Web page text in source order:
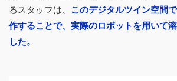
るスタッフは、 このデジタルツイン空間
作することで、実際のロボットを用いて
した。